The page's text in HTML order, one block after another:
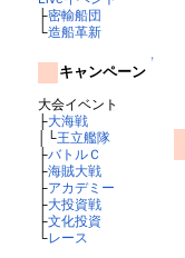
├密輸船団
└造船革新
↑
キャンペーン
大会イベント
├大海戦
│└王立艦隊
├バトルＣ
├海賊大戦
├アカデミー
├大投資戦
├文化投資
└レース